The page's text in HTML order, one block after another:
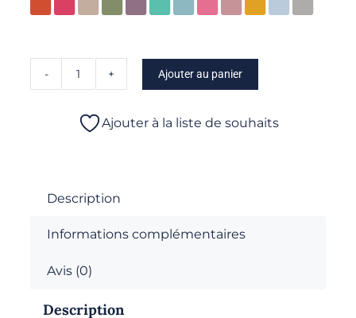
quantité
Pétale
bain
Hortensia
Ajouter au panier
Ajouter à la liste de souhaits
Description
Informations complémentaires
Avis (0)
Description